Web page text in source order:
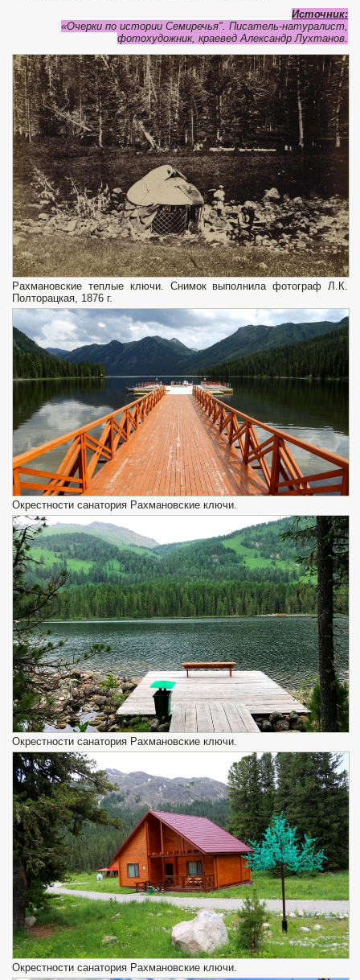
Источник:
«Очерки по истории Семиречья". Писатель-натуралист,
фотохудожник, краевед Александр Лухтанов.
Рахмановские теплые ключи. Снимок выполнила фотограф Л.К.
Полторацкая, 1876 г.
Окрестности санатория Рахмановские ключи.
Окрестности санатория Рахмановские ключи.
Окрестности санатория Рахмановские ключи.